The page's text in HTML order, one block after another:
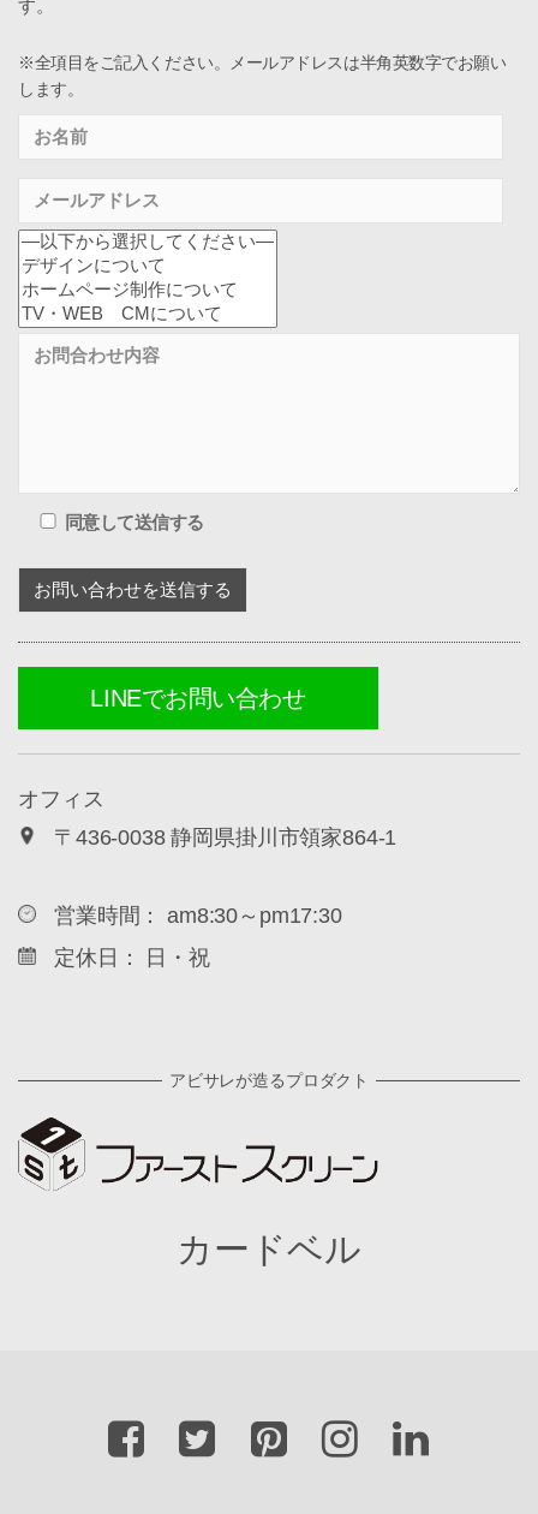
す。
※全項目をご記入ください。メールアドレスは半角英数字でお願い
します。
同意して送信する
LINEでお問い合わせ
オフィス
〒436-0038 静岡県掛川市領家864-1
営業時間： am8:30～pm17:30
定休日： 日・祝
アビサレが造るプロダクト
カードベル